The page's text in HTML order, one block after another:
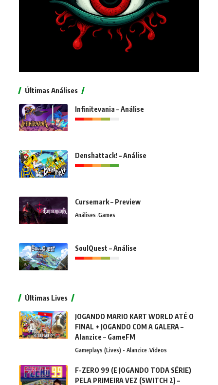
Últimas Análises
Infinitevania – Análise
Denshattack! – Análise
Cursemark – Preview
Análises Games
SoulQuest – Análise
Últimas Lives
JOGANDO MARIO KART WORLD ATÉ O
FINAL + JOGANDO COM A GALERA –
Alanzice – GameFM
Gameplays (Lives) - Alanzice Vídeos
F-ZERO 99 (E JOGANDO TODA SÉRIE)
PELA PRIMEIRA VEZ (SWITCH 2) –